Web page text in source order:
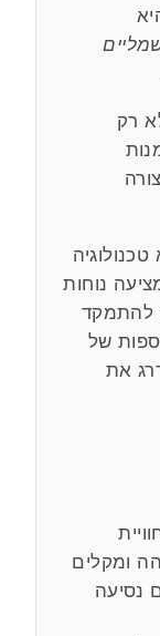
רק
נוחות
להתמקד
של
את
ומקלים
נסיעה